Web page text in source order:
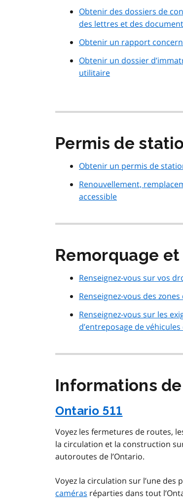
Obtenir des dossiers de
des lettres et des
Obtenir un rapport
Obtenir un dossier
utilitaire
Permis de
Obtenir un permis de
Renouvellement,
accessible
Remorquage
Renseignez-vous sur vos
Renseignez-vous des
Renseignez-vous sur les
d’entreposage de
Informations
Ontario 511
Voyez les fermetures de routes,
la circulation et la construction
autoroutes de l’Ontario.
Voyez la circulation sur l’une des
caméras réparties dans tout